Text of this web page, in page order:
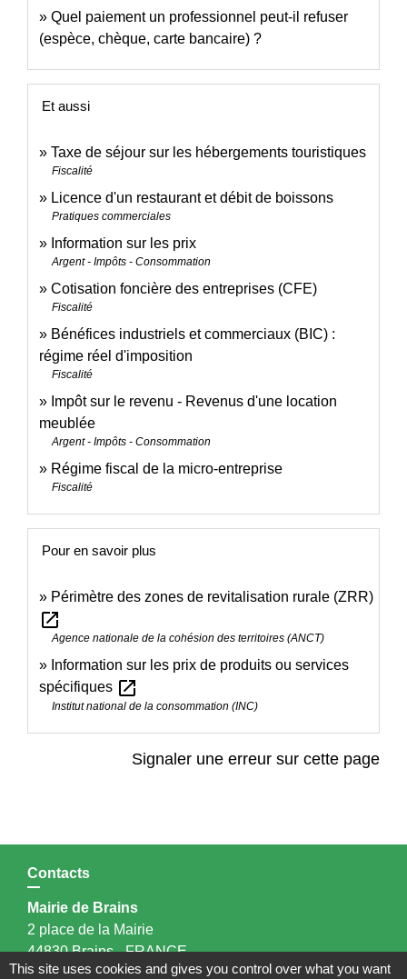
Quel paiement un professionnel peut-il refuser
(espèce, chèque, carte bancaire) ?
Et aussi
Taxe de séjour sur les hébergements touristiques
Fiscalité
Licence d'un restaurant et débit de boissons
Pratiques commerciales
Information sur les prix
Argent - Impôts - Consommation
Cotisation foncière des entreprises (CFE)
Fiscalité
Bénéfices industriels et commerciaux (BIC) :
régime réel d'imposition
Fiscalité
Impôt sur le revenu - Revenus d'une location
meublée
Argent - Impôts - Consommation
Régime fiscal de la micro-entreprise
Fiscalité
Pour en savoir plus
Périmètre des zones de revitalisation rurale (ZRR)
open_in_new
Agence nationale de la cohésion des territoires (ANCT)
Information sur les prix de produits ou services
spécifiques open_in_new
Institut national de la consommation (INC)
Signaler une erreur sur cette page
Contacts
Mairie de Brains
2 place de la Mairie
44830 Brains - FRANCE
+33 2 40 65 51 30
This site uses cookies and gives you control over what you want